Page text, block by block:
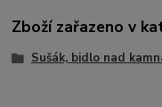
Zboží zařazeno v
Sušák, bidlo nad